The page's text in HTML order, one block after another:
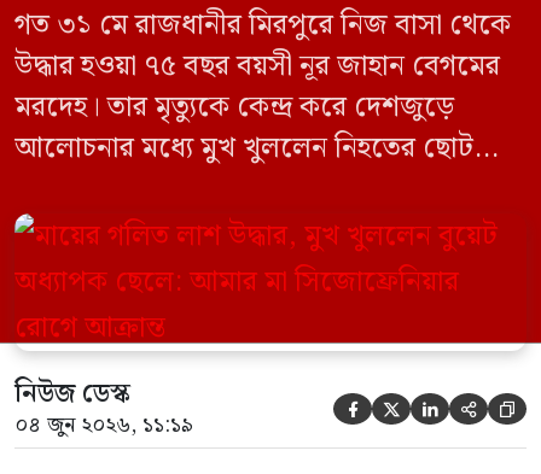
গত ৩১ মে রাজধানীর মিরপুরে নিজ বাসা থেকে
উদ্ধার হওয়া ৭৫ বছর বয়সী নূর জাহান বেগমের
মরদেহ। তার মৃত্যুকে কেন্দ্র করে দেশজুড়ে
আলোচনার মধ্যে মুখ খুললেন নিহতের ছোট
(বুয়েট) অধ্যাপক একেএম আশিকুর রহমান।
তিনি পরিবারের বিরুদ্ধে ছড়ানো বিভিন্ন তথ্যকে
মিথ্যা বলে দাবি করেছেন। বুধবার (৩ জুন)
গণমাধ্যমে দেওয়া বক্তব্যে তিনি এই […]
নিউজ ডেস্ক
০৪ জুন ২০২৬, ১১:১৯     